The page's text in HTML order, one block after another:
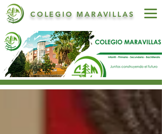
COLEGIO MARAVILLAS